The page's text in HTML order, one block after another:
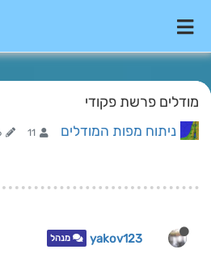
מודלים פרשת פקודי
ניתוח מפות המודלים 11
yakov123 מנהל